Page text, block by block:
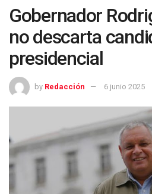
Gobernador
no descarta
presidencial
by Redacción 6 junio 2025